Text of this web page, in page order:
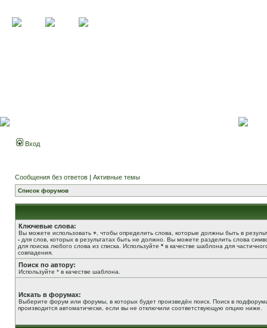
Вход
Сообщения без ответов | Активные темы
Список форумов
Ключевые слова:
Вы можете использовать + , чтобы определить слова, которые должны быть в
- для слов, которых в результатах быть не должно. Вы можете разделить слова
для поиска любого слова из списка. Используйте * в качестве шаблона для
совпадения.
Поиск по автору:
Используйте * в качестве шаблона.
Искать в форумах:
Выберите форум или форумы, в которых будет произведён поиск. Поиск в
производится автоматически, если вы не отключили соответствующую опцию ниже.